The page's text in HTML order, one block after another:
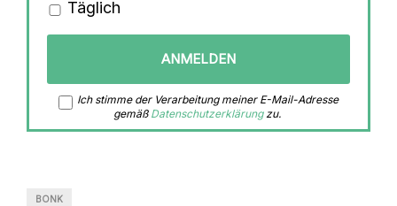
Täglich
Ich stimme der Verarbeitung meiner E-Mail-Adresse
gemäß Datenschutzerklärungzu.
BONK